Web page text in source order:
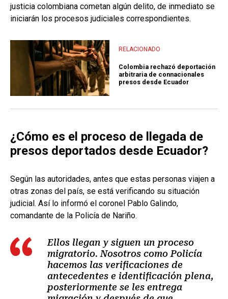
justicia colombiana cometan algún delito, de inmediato se
iniciarán los procesos judiciales correspondientes.
RELACIONADO
Colombia rechazó deportación
arbitraria de connacionales
presos desde Ecuador
¿Cómo es el proceso de llegada de
presos deportados desde Ecuador?
Según las autoridades, antes que estas personas viajen a
otras zonas del país, se está verificando su situación
judicial. Así lo informó el coronel Pablo Galindo,
comandante de la Policía de Nariño.
Ellos llegan y siguen un proceso
migratorio. Nosotros como Policía
hacemos las verificaciones de
antecedentes e identificación plena,
posteriormente se les entrega